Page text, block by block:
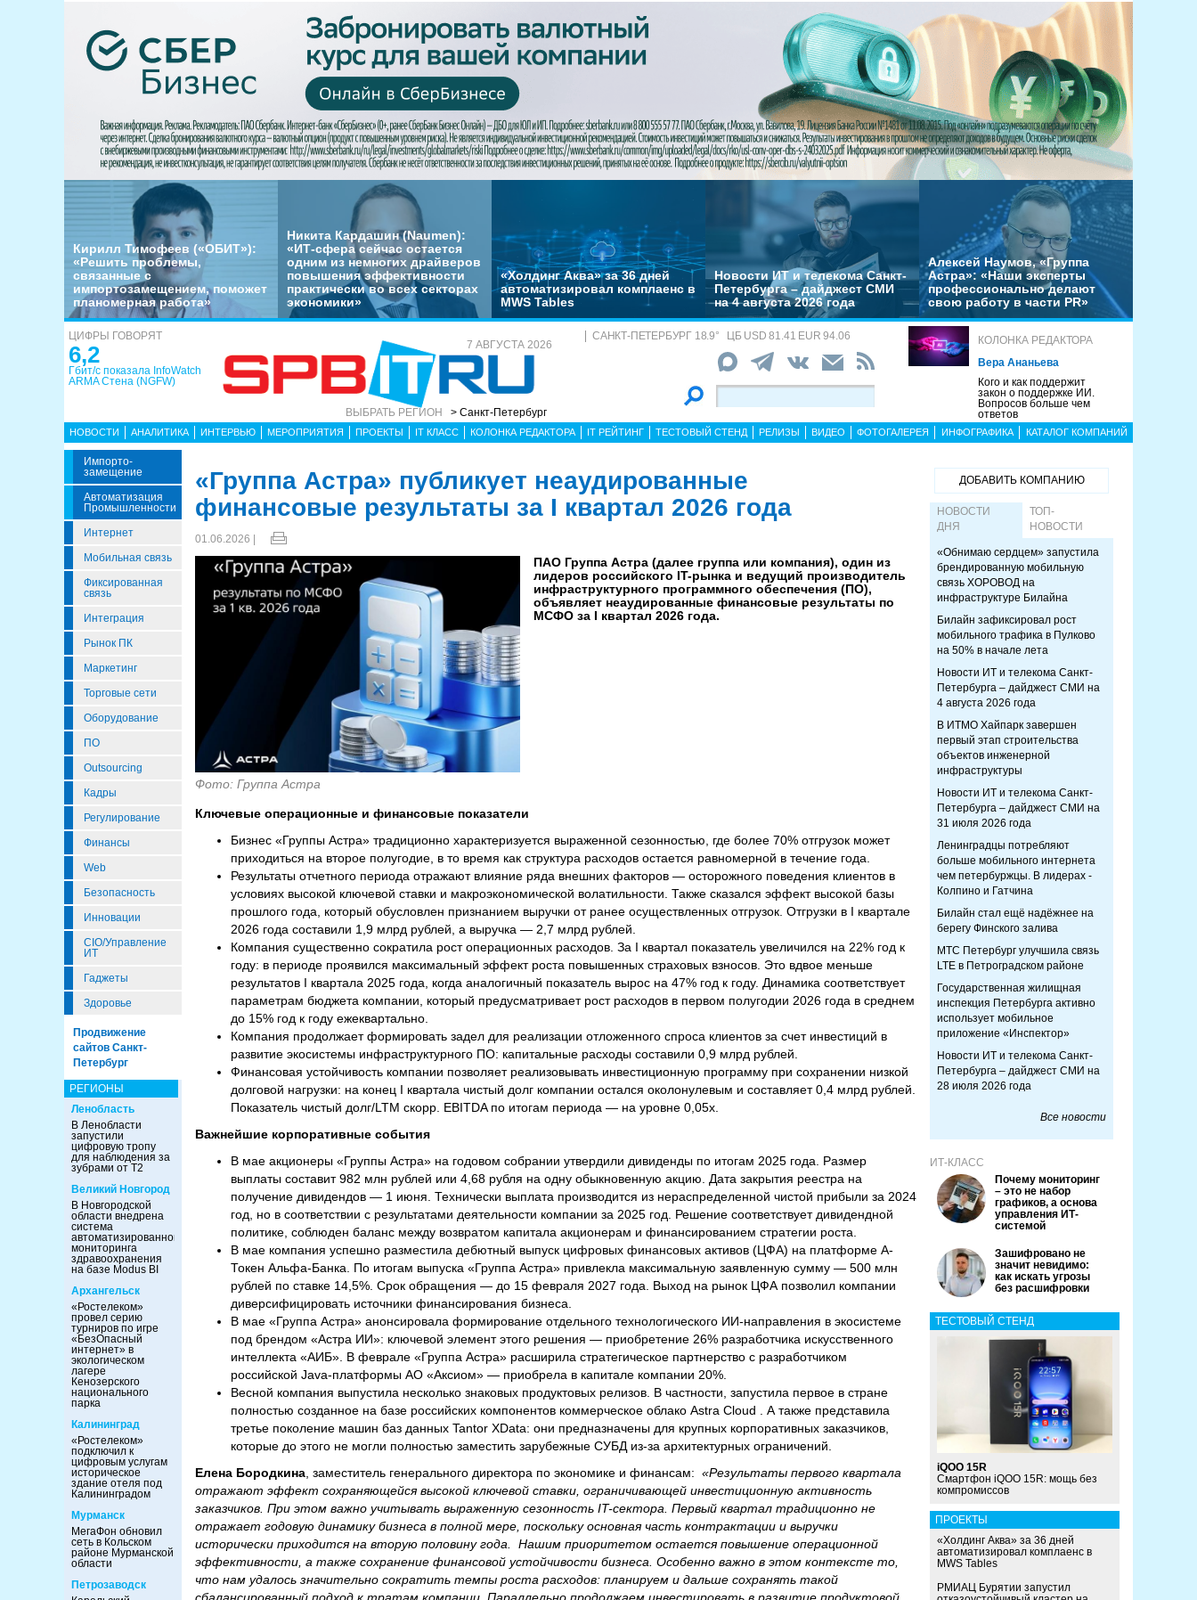
Кирилл Тимофеев («ОБИТ»):
«Решить проблемы,
связанные с
импортозамещением, поможет
планомерная работа»
Никита Кардашин (Naumen):
«ИТ-сфера сейчас остается
одним из немногих драйверов
повышения эффективности
практически во всех секторах
экономики»
«Холдинг Аква» за 36 дней
автоматизировал комплаенс в
MWS Tables
Новости ИТ и телекома Санкт-
Петербурга – дайджест СМИ
на 4 августа 2026 года
Алексей Наумов, «Группа
Астра»: «Наши эксперты
профессионально делают
свою работу в части PR»
ЦИФРЫ ГОВОРЯТ
6,2
Гбит/с показала InfoWatch
ARMA Стена (NGFW)
7 АВГУСТА 2026
ВЫБРАТЬ РЕГИОН > Санкт-Петербург
САНКТ-ПЕТЕРБУРГ 18.9° ЦБ USD 81.41 EUR 94.06
КОЛОНКА РЕДАКТОРА
Вера Ананьева
Кого и как поддержит
закон о поддержке ИИ.
Вопросов больше чем
ответов
НОВОСТИ АНАЛИТИКА ИНТЕРВЬЮ МЕРОПРИЯТИЯ ПРОЕКТЫ IT КЛАСС КОЛОНКА РЕДАКТОРА IT РЕЙТИНГ ТЕСТОВЫЙ СТЕНД РЕЛИЗЫ ВИДЕО ФОТОГАЛЕРЕЯ ИНФОГРАФИКА КАТАЛОГ КОМПАНИЙ
Импорто­
Замещение
Автоматизация
Промышленности
Интернет
Мобильная связь
Фиксированная
связь
Интеграция
Рынок ПК
Маркетинг
Торговые сети
Оборудование
ПО
Outsourcing
Кадры
Регулирование
Финансы
Web
Безопасность
Инновации
CIO/Управление
ИТ
Гаджеты
Здоровье
Продвижение
сайтов Санкт-
Петербург
РЕГИОНЫ
Ленобласть
В Ленобласти
запустили
цифровую тропу
для наблюдения за
зубрами от Т2
Великий Новгород
В Новгородской
области внедрена
система
автоматизированного
мониторинга
здравоохранения
на базе Modus BI
Архангельск
«Ростелеком»
провел серию
турниров по игре
«БезОпасный
интернет» в
экологическом
лагере
Кенозерского
национального
парка
Калининград
«Ростелеком»
подключил к
цифровым услугам
историческое
здание отеля под
Калининградом
Мурманск
МегаФон обновил
сеть в Кольском
районе Мурманской
области
Петрозаводск
«Группа Астра» публикует неаудированные
финансовые результаты за I квартал 2026 года
01.06.2026 |
Фото: Группа Астра
ПАО Группа Астра (далее группа или компания), один из
лидеров российского IT-рынка и ведущий производитель
инфраструктурного программного обеспечения (ПО),
объявляет неаудированные финансовые результаты по
МСФО за I квартал 2026 года.
Ключевые операционные и финансовые показатели
Бизнес «Группы Астра» традиционно характеризуется выраженной сезонностью, где более 70% отгрузок может
приходиться на второе полугодие, в то время как структура расходов остается равномерной в течение года.
Результаты отчетного периода отражают влияние ряда внешних факторов — осторожного поведения клиентов в
условиях высокой ключевой ставки и макроэкономической волатильности. Также сказался эффект высокой базы
прошлого года, который обусловлен признанием выручки от ранее осуществленных отгрузок. Отгрузки в I квартале
2026 года составили 1,9 млрд рублей, а выручка — 2,7 млрд рублей.
Компания существенно сократила рост операционных расходов. За I квартал показатель увеличился на 22% год к
году: в периоде проявился максимальный эффект роста повышенных страховых взносов. Это вдвое меньше
результатов I квартала 2025 года, когда аналогичный показатель вырос на 47% год к году. Динамика соответствует
параметрам бюджета компании, который предусматривает рост расходов в первом полугодии 2026 года в среднем
до 15% год к году ежеквартально.
Компания продолжает формировать задел для реализации отложенного спроса клиентов за счет инвестиций в
развитие экосистемы инфраструктурного ПО: капитальные расходы составили 0,9 млрд рублей.
Финансовая устойчивость компании позволяет реализовывать инвестиционную программу при сохранении низкой
долговой нагрузки: на конец I квартала чистый долг компании остался околонулевым и составляет 0,4 млрд рублей.
Показатель чистый долг/LTM cкорр. EBITDA по итогам периода — на уровне 0,05х.
Важнейшие корпоративные события
В мае акционеры «Группы Астра» на годовом собрании утвердили дивиденды по итогам 2025 года. Размер
выплаты составит 982 млн рублей или 4,68 рубля на одну обыкновенную акцию. Дата закрытия реестра на
получение дивидендов — 1 июня. Технически выплата производится из нераспределенной чистой прибыли за 2024
год, но в соответствии с результатами деятельности компании за 2025 год. Решение соответствует дивидендной
политике, соблюден баланс между возвратом капитала акционерам и финансированием стратегии роста.
В мае компания успешно разместила дебютный выпуск цифровых финансовых активов (ЦФА) на платформе А-
Токен Альфа-Банка. По итогам выпуска «Группа Астра» привлекла максимальную заявленную сумму — 500 млн
рублей по ставке 14,5%. Срок обращения — до 15 февраля 2027 года. Выход на рынок ЦФА позволил компании
диверсифицировать источники финансирования бизнеса.
В мае «Группа Астра» анонсировала формирование отдельного технологического ИИ-направления в экосистеме
под брендом «Астра ИИ»: ключевой элемент этого решения — приобретение 26% разработчика искусственного
интеллекта «АИБ». В феврале «Группа Астра» расширила стратегическое партнерство с разработчиком
российской Java-платформы АО «Аксиом» — приобрела в капитале компании 20%.
Весной компания выпустила несколько знаковых продуктовых релизов. В частности, запустила первое в стране
полностью созданное на базе российских компонентов коммерческое облако Astra Cloud . А также представила
третье поколение машин баз данных Tantor XData: они предназначены для крупных корпоративных заказчиков,
которые до этого не могли полностью заместить зарубежные СУБД из-за архитектурных ограничений.
Елена Бородкина , заместитель генерального директора по экономике и финансам: «Результаты первого квартала
отражают эффект сохраняющейся высокой ключевой ставки, ограничивающей инвестиционную активность
заказчиков. При этом важно учитывать выраженную сезонность IT-сектора. Первый квартал традиционно не
отражает годовую динамику бизнеса в полной мере, поскольку основная часть контрактации и выручки
исторически приходится на вторую половину года. Нашим приоритетом остается повышение операционной
эффективности, а также сохранение финансовой устойчивости бизнеса. Особенно важно в этом контексте то,
что нам удалось значительно сократить темпы роста расходов: планируем и дальше сохранять такой
ДОБАВИТЬ КОМПАНИЮ
НОВОСТИ
ДНЯ
ТОП-
НОВОСТИ
«Обнимаю сердцем» запустила
брендированную мобильную
связь ХОРОВОД на
инфраструктуре Билайна
Билайн зафиксировал рост
мобильного трафика в Пулково
на 50% в начале лета
Новости ИТ и телекома Санкт-
Петербурга – дайджест СМИ на
4 августа 2026 года
В ИТМО Хайпарк завершен
первый этап строительства
объектов инженерной
инфраструктуры
Новости ИТ и телекома Санкт-
Петербурга – дайджест СМИ на
31 июля 2026 года
Ленинградцы потребляют
больше мобильного интернета
чем петербуржцы. В лидерах -
Колпино и Гатчина
Билайн стал ещё надёжнее на
берегу Финского залива
МТС Петербург улучшила связь
LTE в Петроградском районе
Государственная жилищная
инспекция Петербурга активно
использует мобильное
приложение «Инспектор»
Новости ИТ и телекома Санкт-
Петербурга – дайджест СМИ на
28 июля 2026 года
Все новости
ИТ-КЛАСС
Почему мониторинг
– это не набор
графиков, а основа
управления ИТ-
системой
Зашифровано не
значит невидимо:
как искать угрозы
без расшифровки
ТЕСТОВЫЙ СТЕНД
iQOO 15R
Смартфон iQOO 15R: мощь без
компромиссов
ПРОЕКТЫ
«Холдинг Аква» за 36 дней
автоматизировал комплаенс в
MWS Tables
РМИАЦ Бурятии запустил